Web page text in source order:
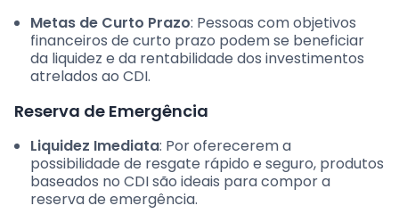
Metas de Curto Prazo: Pessoas com objetivos
financeiros de curto prazo podem se beneficiar
da liquidez e da rentabilidade dos investimentos
atrelados ao CDI.
Reserva de Emergência
Liquidez Imediata: Por oferecerem a
possibilidade de resgate rápido e seguro, produtos
baseados no CDI são ideais para compor a
reserva de emergência.